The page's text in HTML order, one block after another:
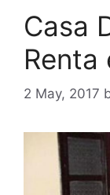
Casa
Renta
2 May, 2017